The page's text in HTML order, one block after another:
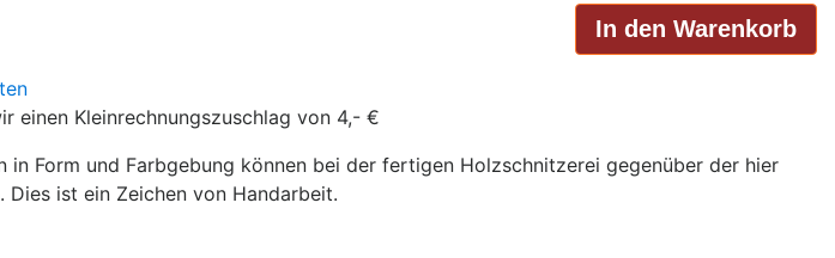
einen Kleinrechnungszuschlag von 4,- €
in Form und Farbgebung können bei der fertigen Holzschnitzerei gegenüber der hier
ist ein Zeichen von Handarbeit.